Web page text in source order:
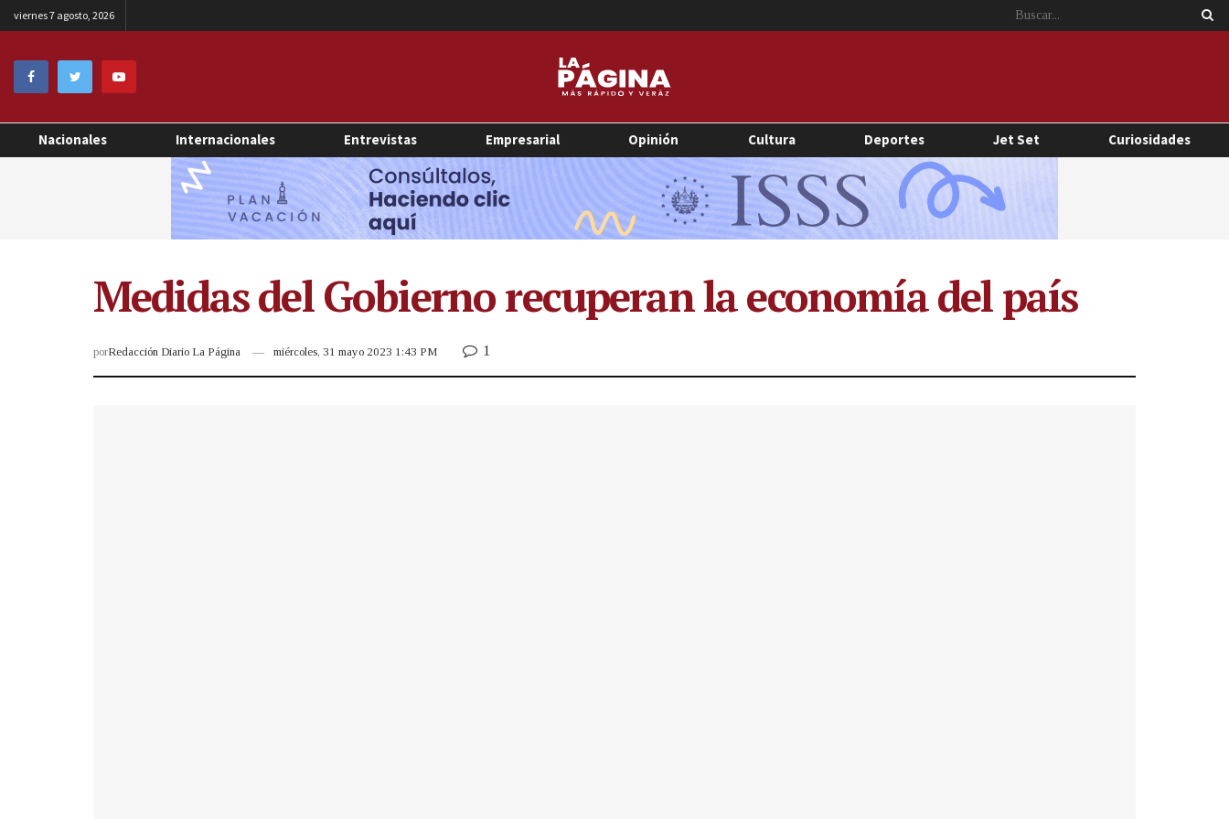
viernes 7 agosto, 2026
Nacionales Internacionales Entrevistas Empresarial Opinión Cultura Deportes Jet Set Curiosidades
Medidas del Gobierno recuperan la economía del país
porRedacción Diario La Página miércoles, 31 mayo 2023 1:43 PM 1